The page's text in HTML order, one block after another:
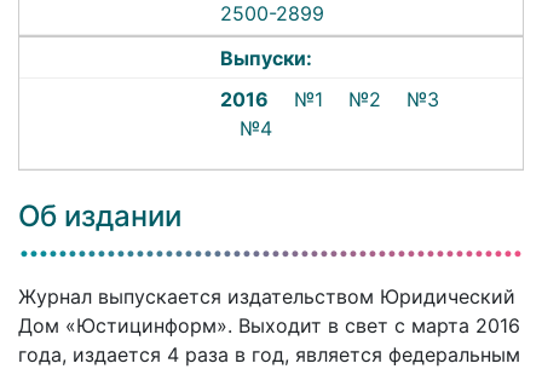
2500-2899
Выпуски:
2016
№1 №2
№3
№4
Об издании
Журнал выпускается издательством Юридический
Дом «Юстицинформ». Выходит в свет с марта 2016
года, издается 4 раза в год, является федеральным